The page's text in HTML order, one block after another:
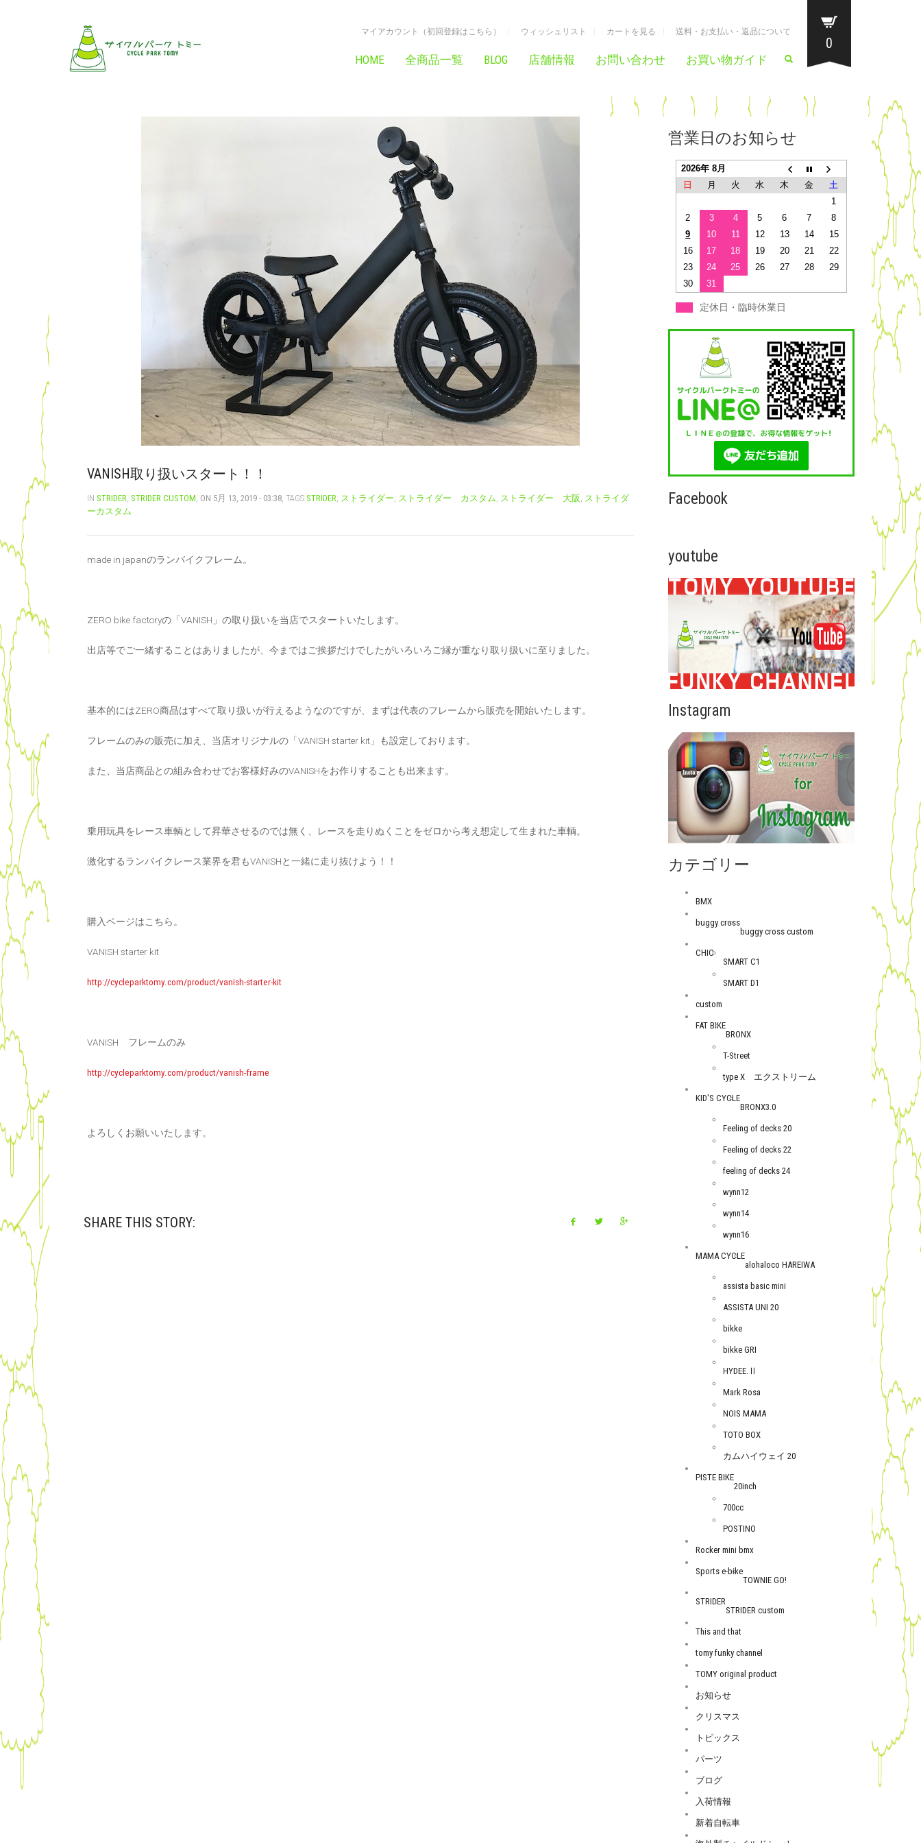
マイアカウント（初回登録はこちら） ウィッシュリスト カートを見る 送料・お支払い・返品について
HOME 全商品一覧 BLOG 店舗情報 お問い合わせ お買い物ガイド
0
VANISH取り扱いスタート！！
IN STRIDER, STRIDER CUSTOM, ON 5月 13, 2019 - 03:38, TAGS STRIDER, ストライダー, ストライダー カスタム, ストライダー 大阪, ストライダ
ーカスタム
made in japanのランバイクフレーム。
ZERO bike factoryの「VANISH」の取り扱いを当店でスタートいたします。
出店等でご一緒することはありましたが、今まではご挨拶だけでしたがいろいろご縁が重なり取り扱いに至りました。
基本的にはZERO商品はすべて取り扱いが行えるようなのですが、まずは代表のフレームから販売を開始いたします。
フレームのみの販売に加え、当店オリジナルの「VANISH starter kit」も設定しております。
また、当店商品との組み合わせでお客様好みのVANISHをお作りすることも出来ます。
乗用玩具をレース車輌として昇華させるのでは無く、レースを走りぬくことをゼロから考え想定して生まれた車輌。
激化するランバイクレース業界を君もVANISHと一緒に走り抜けよう！！
購入ページはこちら。
VANISH starter kit
http://cycleparktomy.com/product/vanish-starter-kit
VANISH フレームのみ
http://cycleparktomy.com/product/vanish-frame
よろしくお願いいたします。
SHARE THIS STORY:
営業日のお知らせ
2026年 8月
日
月 火 水 木 金
土
1
2
3 4 5 6 7
8
9
10 11 12 13 14
15
16
17 18 19 20 21
22
23
24 25 26 27 28
29
30
31
定休日・臨時休業日
Facebook
youtube
Instagram
カテゴリー
BMX
buggy cross
buggy cross custom
CHIC
SMART C1
SMART D1
custom
FAT BIKE
BRONX
T-Street
type X エクストリーム
KID'S CYCLE
BRONX3.0
Feeling of decks 20
Feeling of decks 22
feeling of decks 24
wynn12
wynn14
wynn16
MAMA CYCLE
alohaloco HAREIWA
assista basic mini
ASSISTA UNI 20
bikke
bikke GRI
HYDEE.Ⅱ
Mark Rosa
NOIS MAMA
TOTO BOX
カムハイウェイ 20
PISTE BIKE
20inch
700cc
POSTINO
Rocker mini bmx
Sports e-bike
TOWNIE GO!
STRIDER
STRIDER custom
This and that
tomy funky channel
TOMY original product
お知らせ
クリスマス
トピックス
パーツ
ブログ
入荷情報
新着自転車